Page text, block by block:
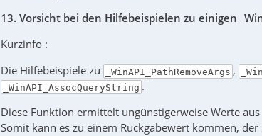
13. Vorsicht bei den Hilfebeispielen zu einigen
Kurzinfo :
Die Hilfebeispiele zu
_WinAPI_PathRemoveArgs ,
_WinAPI_AssocQueryString .
Diese Funktion ermittelt ungünstigerweise Werte
Somit kann es zu einem Rückgabewert kommen, der